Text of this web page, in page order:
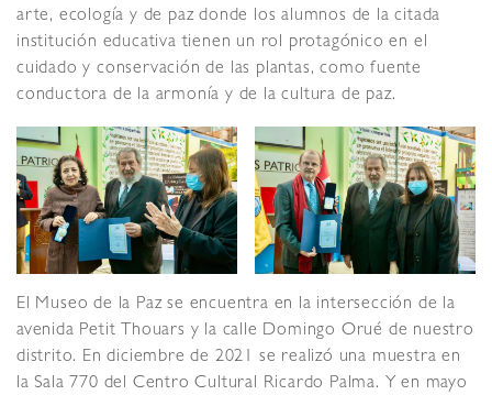
arte, ecología y de paz donde los alumnos de la citada
institución educativa tienen un rol protagónico en el
cuidado y conservación de las plantas, como fuente
conductora de la armonía y de la cultura de paz.
El Museo de la Paz se encuentra en la intersección de la
avenida Petit Thouars y la calle Domingo Orué de nuestro
distrito. En diciembre de 2021 se realizó una muestra en
la Sala 770 del Centro Cultural Ricardo Palma. Y en mayo